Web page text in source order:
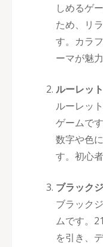
しめるゲ
ため、リ
す。カラ
ーマが魅力
ルーレット
ルーレッ
ゲームで
数字や色
す。初心
ブラック
ブラック
ムです。
を引き、